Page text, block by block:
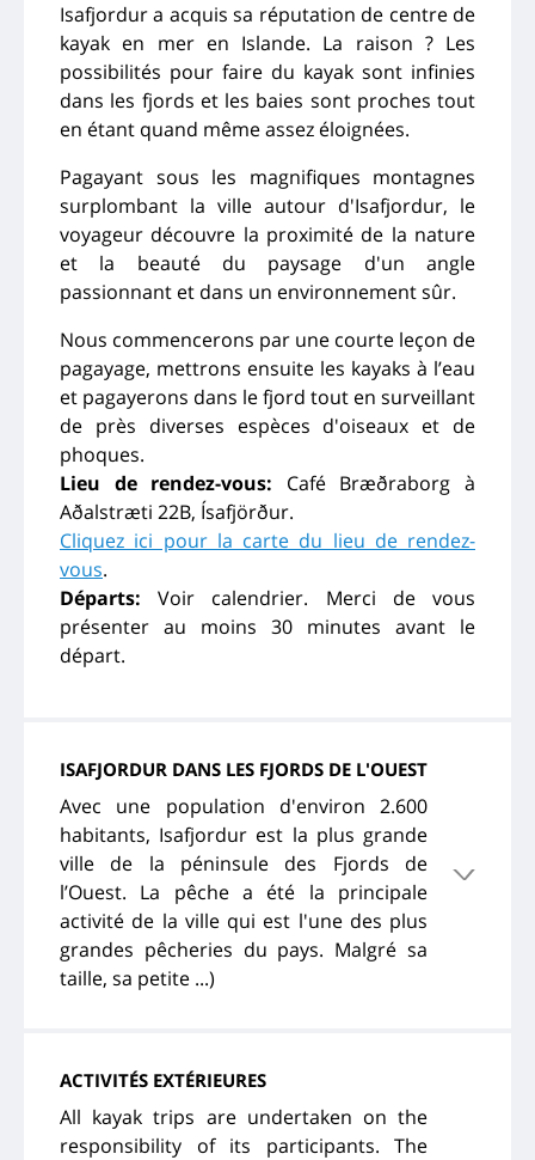
Isafjordur a acquis sa réputation de centre de
kayak en mer en Islande. La raison ? Les
possibilités pour faire du kayak sont infinies
dans les fjords et les baies sont proches tout
en étant quand même assez éloignées.
Pagayant sous les magnifiques montagnes
surplombant la ville autour d'Isafjordur, le
voyageur découvre la proximité de la nature
et la beauté du paysage d'un angle
passionnant et dans un environnement sûr.
Nous commencerons par une courte leçon de
pagayage, mettrons ensuite les kayaks à l’eau
et pagayerons dans le fjord tout en surveillant
de près diverses espèces d'oiseaux et de
phoques.
Lieu de rendez-vous:
Café Bræðraborg à
Aðalstræti 22B, Ísafjörður.
Cliquez ici pour la carte du lieu de rendez-
vous.
Départs:
Voir calendrier. Merci de vous
présenter au moins 30 minutes avant le
départ.
ISAFJORDUR DANS LES FJORDS DE L'OUEST
Avec une population d'environ 2.600
habitants, Isafjordur est la plus grande
ville de la péninsule des Fjords de
l’Ouest. La pêche a été la principale
activité de la ville qui est l'une des plus
grandes pêcheries du pays. Malgré sa
taille, sa petite ...)
ACTIVITÉS EXTÉRIEURES
All kayak trips are undertaken on the
responsibility of its participants. The